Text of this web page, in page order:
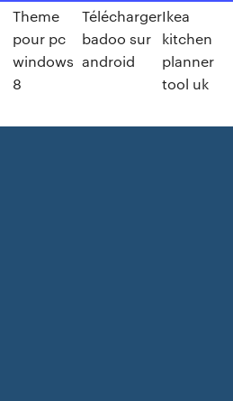
Theme
pour pc
windows
8
Télécharger
badoo sur
android
Ikea
kitchen
planner
tool uk